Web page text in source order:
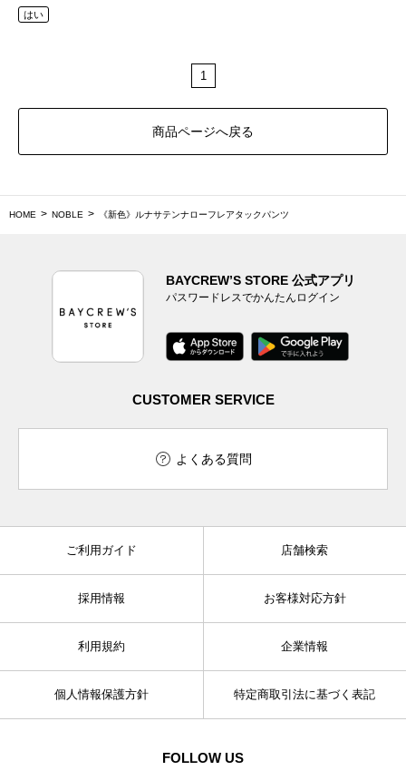
はい
1
商品ページへ戻る
HOME NOBLE 《新色》ルナサテンナローフレアタックパンツ
BAYCREW’S STORE 公式アプリ
パスワードレスでかんたんログイン
CUSTOMER SERVICE
よくある質問
ご利用ガイド 店舗検索
採用情報 お客様対応方針
利用規約 企業情報
個人情報保護方針 特定商取引法に基づく表記
FOLLOW US